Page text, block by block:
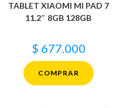
TABLET XIAOMI MI PAD 7
11.2″ 8GB 128GB
$ 677.000
COMPRAR